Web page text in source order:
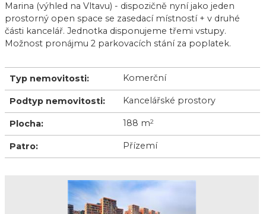
Marina (výhled na Vltavu) - dispozičně nyní jako jeden
prostorný open space se zasedací místností + v druhé
části kancelář. Jednotka disponujeme třemi vstupy.
Možnost pronájmu 2 parkovacích stání za poplatek.
Typ nemovitosti: Komerční
Podtyp nemovitosti: Kancelářské prostory
Plocha: 188 m2
Patro: Přízemí